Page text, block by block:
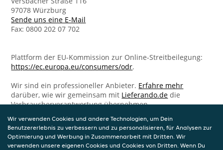
97078 Würzburg
Sende uns eine E-Mail
Fax: 0800 202 07 702
Plattform der EU-Kommission zur Online-Streitbeilegung:
https://ec.europa.eu/consumers/odr.
Wir sind ein professioneller Anbieter. Erfahre mehr
darüber, wie wir gemeinsam mit Lieferando.de die
Verbraucherverantwortung übernehmen.
Wir verwenden Cookies und andere Technologien, um Dein
Benutzererlebnis zu verbessern und zu personalisieren, für Analysen zur
Optimierung und Werbung in Zusammenarbeit mit Dritten. Wir
verwenden unsere eigenen Cookies und Cookies von Dritten. Wenn Du